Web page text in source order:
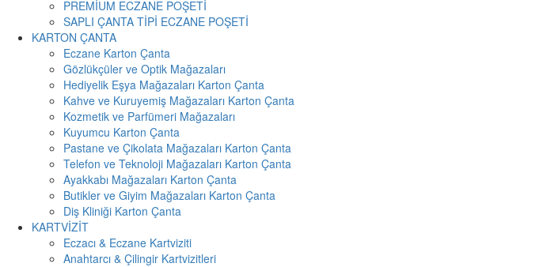
PREMİUM ECZANE POŞETİ
SAPLI ÇANTA TİPİ ECZANE POŞETİ
KARTON ÇANTA
Eczane Karton Çanta
Gözlükçüler ve Optik Mağazaları
Hediyelik Eşya Mağazaları Karton Çanta
Kahve ve Kuruyemiş Mağazaları Karton Çanta
Kozmetik ve Parfümeri Mağazaları
Kuyumcu Karton Çanta
Pastane ve Çikolata Mağazaları Karton Çanta
Telefon ve Teknoloji Mağazaları Karton Çanta
Ayakkabı Mağazaları Karton Çanta
Butikler ve Giyim Mağazaları Karton Çanta
Diş Kliniği Karton Çanta
KARTVİZİT
Eczacı & Eczane Kartviziti
Anahtarcı & Çilingir Kartvizitleri